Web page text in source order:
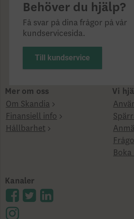
Behöver du hjälp?
Få svar på dina frågor på vår
kundservicesida.
Till kundservice
Mer om oss
Om Skandia
Finansiell info
Hållbarhet
Vi
Kanaler